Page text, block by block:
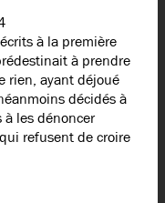
à la première
à prendre
rien, ayant déjoué
décidés à
les dénoncer
refusent de croire